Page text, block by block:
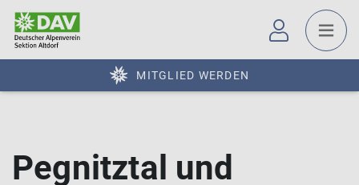
MITGLIED WERDEN
Pegnitztal und